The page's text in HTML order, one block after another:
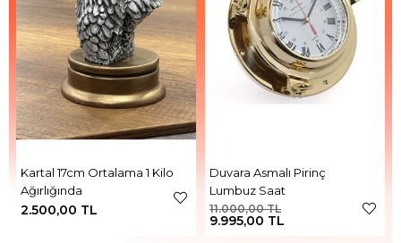
Kartal 17cm Ortalama 1 Kilo
Ağırlığında
2.500,00 TL
Duvara Asmalı Pirinç
Lumbuz Saat
9.995,00 TL
11.000,00 TL